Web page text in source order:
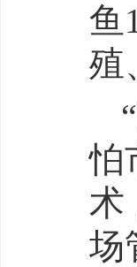
鱼
殖
怕
术
场